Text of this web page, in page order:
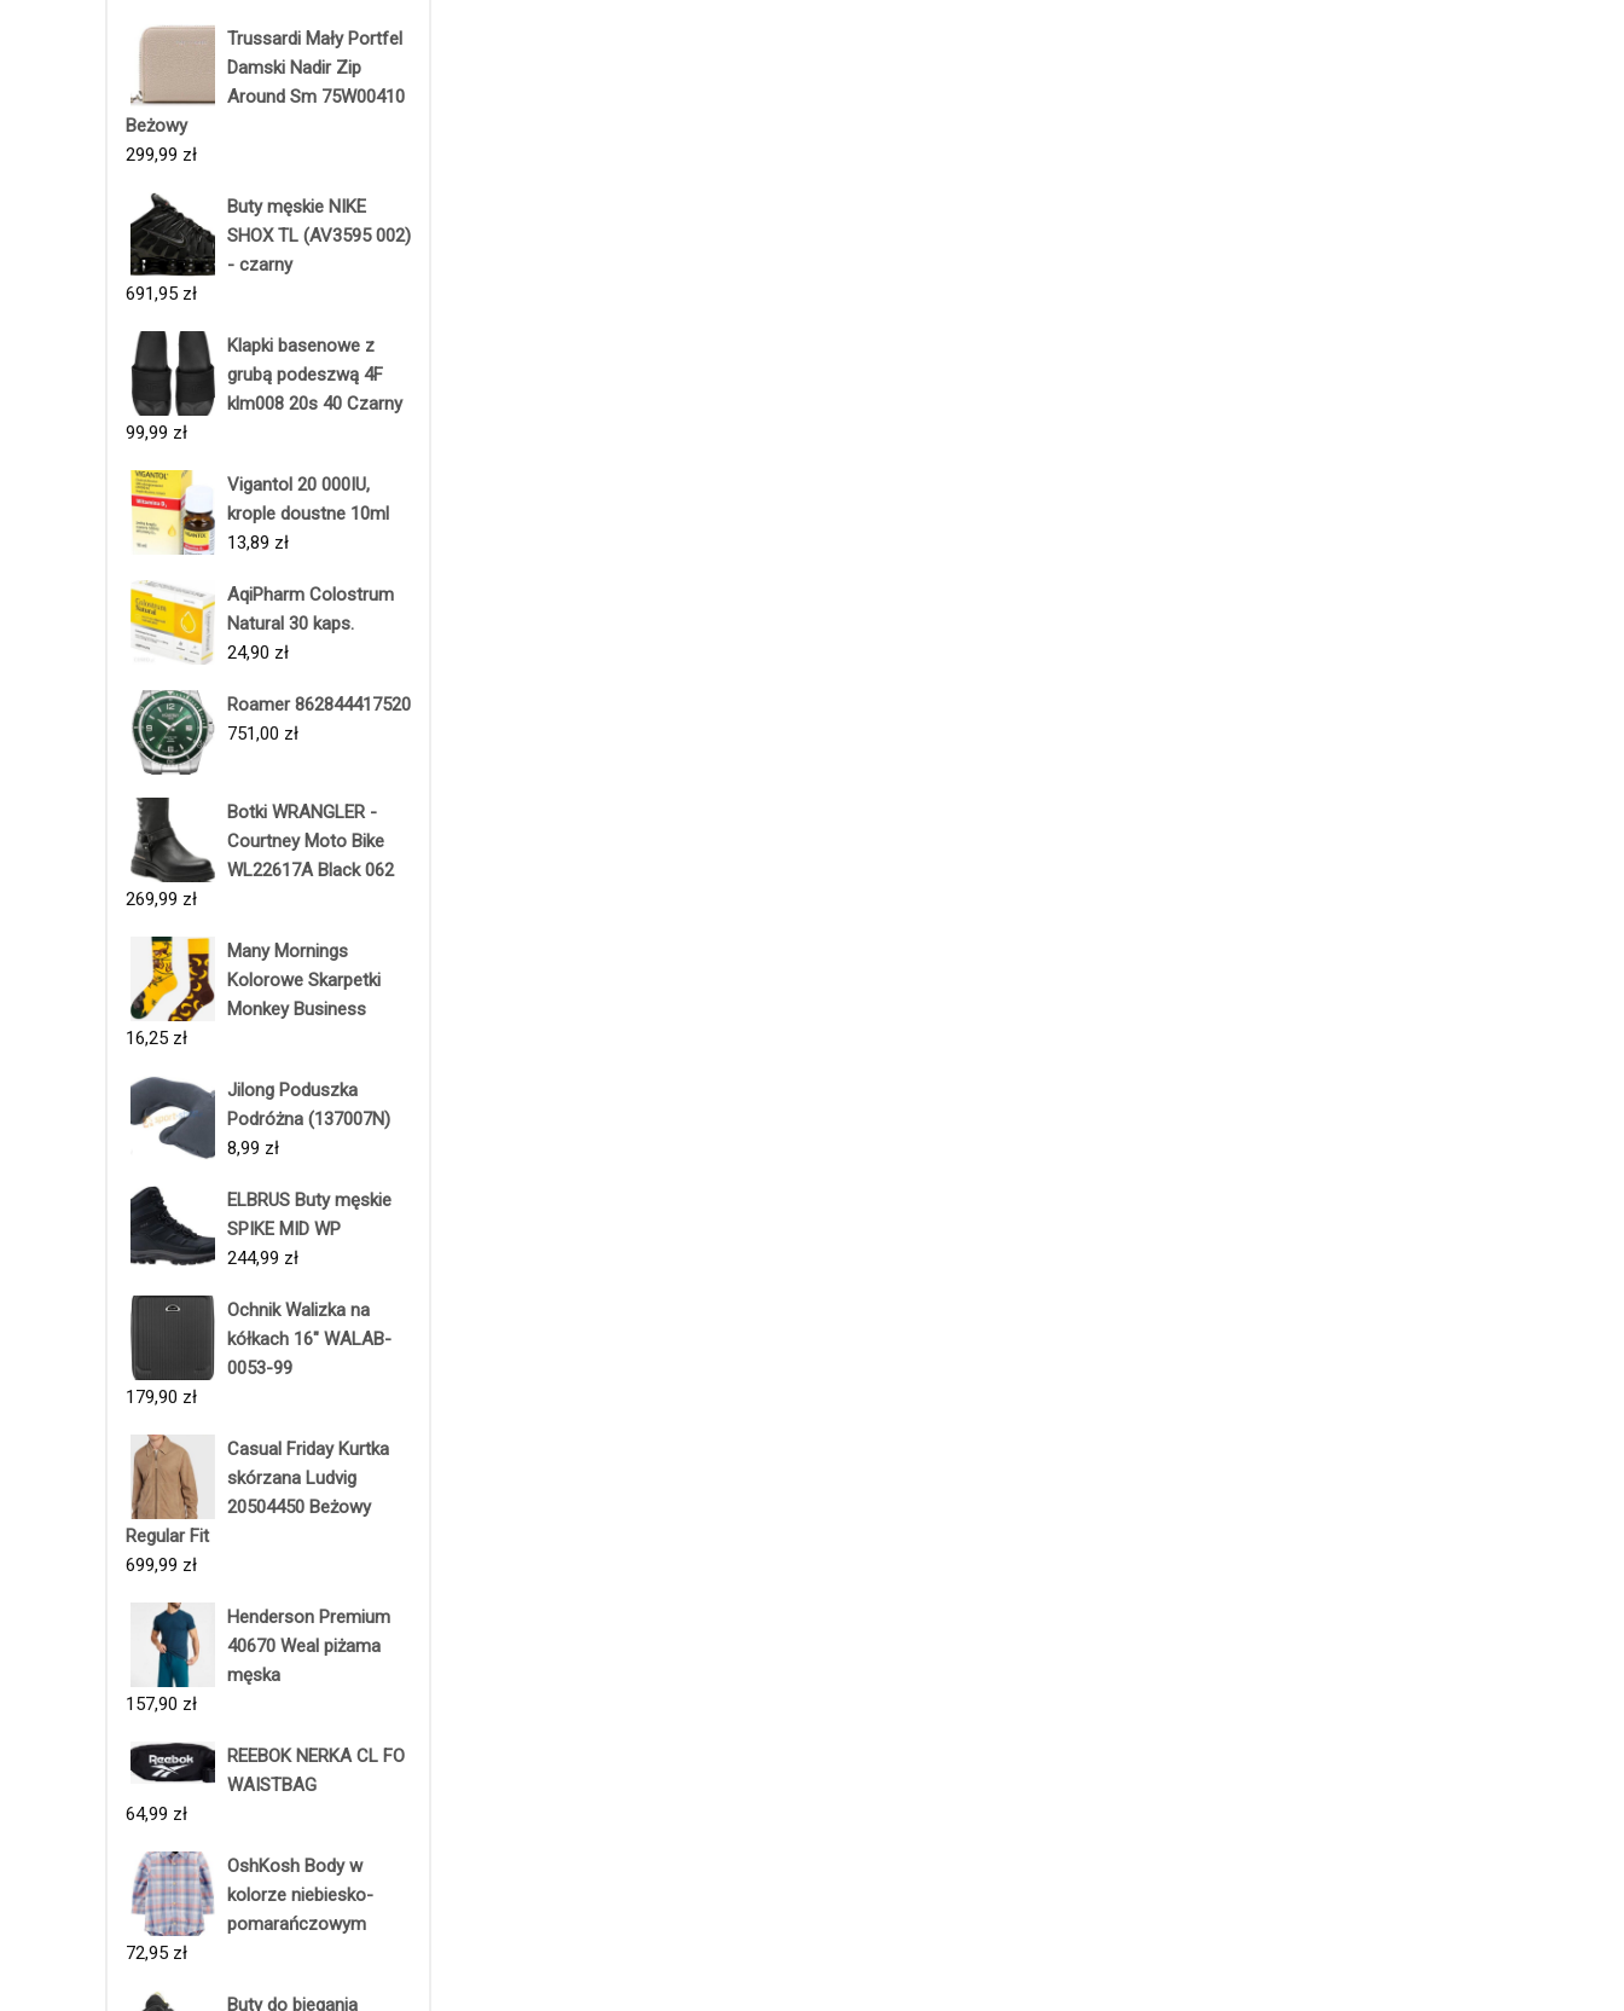
Trussardi Mały Portfel
Damski Nadir Zip
Around Sm 75W00410
Beżowy
299,99 zł
Buty męskie NIKE
SHOX TL (AV3595 002)
- czarny
691,95 zł
Klapki basenowe z
grubą podeszwą 4F
klm008 20s 40 Czarny
99,99 zł
Vigantol 20 000IU,
krople doustne 10ml
13,89 zł
AqiPharm Colostrum
Natural 30 kaps.
24,90 zł
Roamer 862844417520
751,00 zł
Botki WRANGLER -
Courtney Moto Bike
WL22617A Black 062
269,99 zł
Many Mornings
Kolorowe Skarpetki
Monkey Business
16,25 zł
Jilong Poduszka
Podróżna (137007N)
8,99 zł
ELBRUS Buty męskie
SPIKE MID WP
244,99 zł
Ochnik Walizka na
kółkach 16" WALAB-
0053-99
179,90 zł
Casual Friday Kurtka
skórzana Ludvig
20504450 Beżowy
Regular Fit
699,99 zł
Henderson Premium
40670 Weal piżama
męska
157,90 zł
REEBOK NERKA CL FO
WAISTBAG
64,99 zł
OshKosh Body w
kolorze niebiesko-
pomarańczowym
72,95 zł
Buty do biegania